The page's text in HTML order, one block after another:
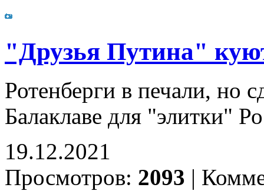
"Друзья Путина"
Ротенберги в печали, но
Балаклаве для "элитки"
19.12.2021
Просмотров: 2093 |